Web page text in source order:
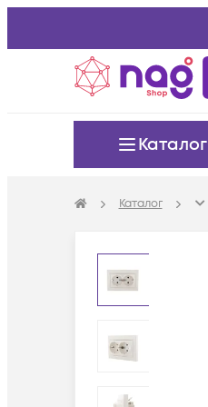
Каталог
Каталог